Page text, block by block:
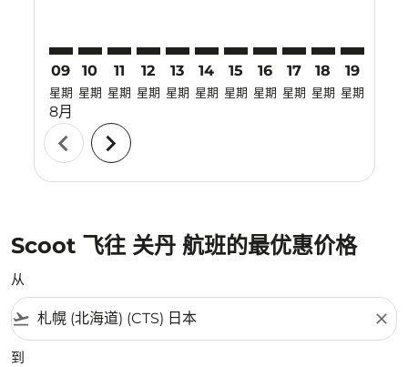
09
星期
8月
10
星期
11
星期
12
星期
13
星期
14
星期
15
星期
16
星期
17
星期
18
星期
19
星期
chevron_left chevron_right
Scoot 飞往 关丹 航班的最优惠价格
从
flight_takeoff close
到